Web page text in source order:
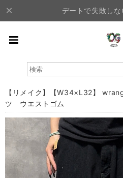
デートで失敗し
【リメイク】【W34×L32】
ツ ウエストゴム